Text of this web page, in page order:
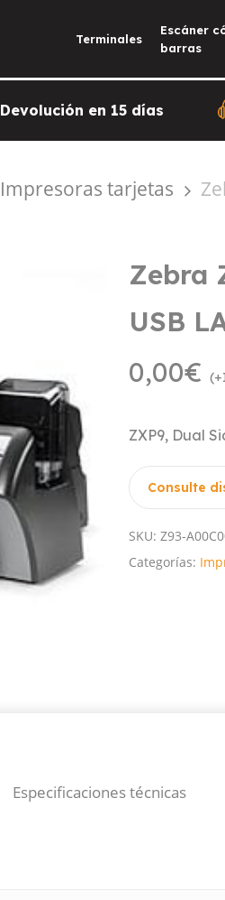
Terminales
Escáner
barras
Devolución en 15 días
Impresoras tarjetas
Zebra
USB
0,00€
ZXP9, Dual
Consulte
SKU: Z93-
Categorías:
Especificaciones técnicas